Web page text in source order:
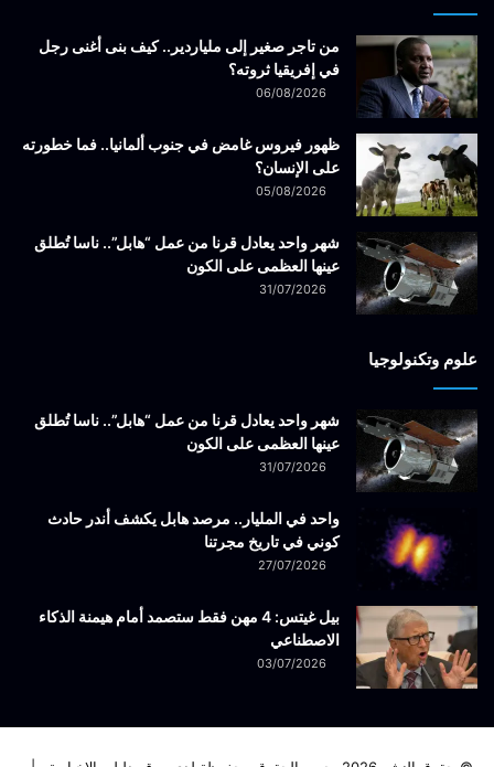
من تاجر صغير إلى ملياردير.. كيف بنى أغنى رجل
في إفريقيا ثروته؟
06/08/2026
ظهور فيروس غامض في جنوب ألمانيا.. فما خطورته
على الإنسان؟
05/08/2026
شهر واحد يعادل قرنا من عمل “هابل”.. ناسا تُطلق
عينها العظمى على الكون
31/07/2026
علوم وتكنولوجيا
شهر واحد يعادل قرنا من عمل “هابل”.. ناسا تُطلق
عينها العظمى على الكون
31/07/2026
واحد في المليار.. مرصد هابل يكشف أندر حادث
كوني في تاريخ مجرتنا
27/07/2026
بيل غيتس: 4 مهن فقط ستصمد أمام هيمنة الذكاء
الاصطناعي
03/07/2026